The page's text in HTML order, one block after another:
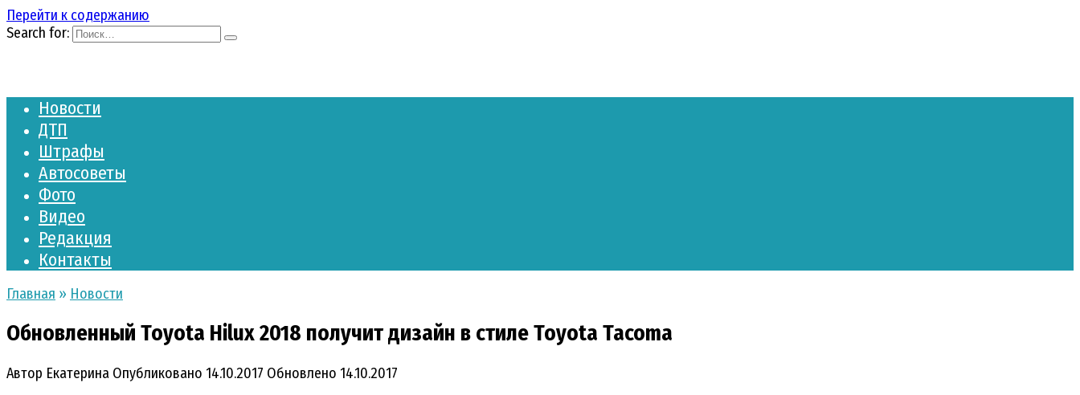
Перейти к содержанию
Search for:
Новости
ДТП
Штрафы
Автосоветы
Фото
Видео
Редакция
Контакты
Главная » Новости
Обновленный Toyota Hilux 2018 получит дизайн в стиле Toyota Tacoma
Автор Екатерина Опубликовано 14.10.2017 Обновлено 14.10.2017